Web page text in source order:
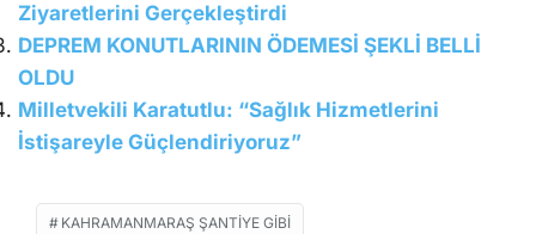
Ziyaretlerini Gerçekleştirdi
DEPREM KONUTLARININ ÖDEMESİ ŞEKLİ BELLİ
OLDU
Milletvekili Karatutlu: “Sağlık Hizmetlerini
İstişareyle Güçlendiriyoruz”
KAHRAMANMARAŞ ŞANTIYE GIBI